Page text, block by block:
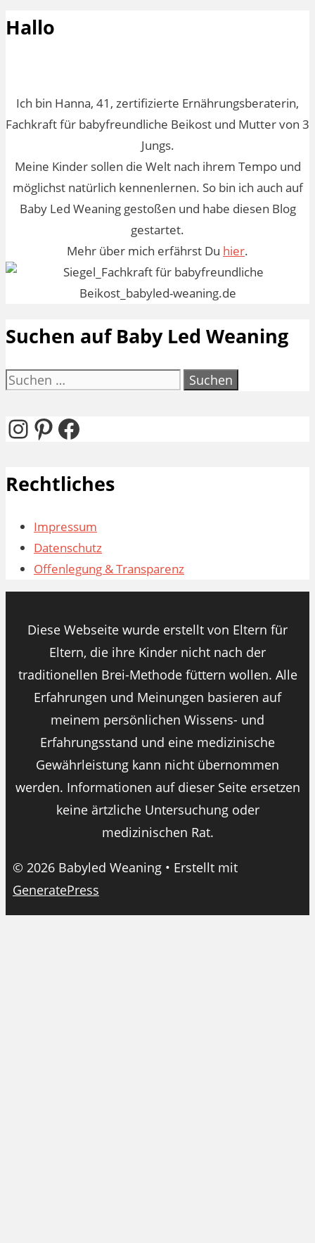
Hallo
Ich bin Hanna, 41, zertifizierte Ernährungsberaterin,
Fachkraft für babyfreundliche Beikost und Mutter von 3
Jungs.
Meine Kinder sollen die Welt nach ihrem Tempo und
möglichst natürlich kennenlernen. So bin ich auch auf
Baby Led Weaning gestoßen und habe diesen Blog
gestartet.
Mehr über mich erfährst Du hier.
Suchen auf Baby Led Weaning
Suchen
Instagram
Pinterest
Facebook
Rechtliches
Impressum
Datenschutz
Offenlegung & Transparenz
Diese Webseite wurde erstellt von Eltern für
Eltern, die ihre Kinder nicht nach der
traditionellen Brei-Methode füttern wollen. Alle
Erfahrungen und Meinungen basieren auf
meinem persönlichen Wissens- und
Erfahrungsstand und eine medizinische
Gewährleistung kann nicht übernommen
werden. Informationen auf dieser Seite ersetzen
keine ärtzliche Untersuchung oder
medizinischen Rat.
© 2026 Babyled Weaning • Erstellt mit
GeneratePress